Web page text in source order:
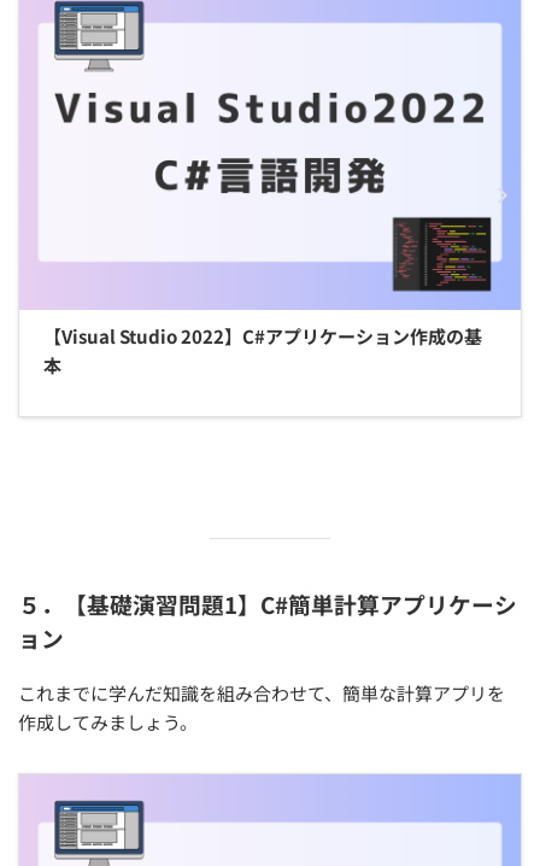
【Visual Studio 2022】C#アプリケーション作成の基
本
５．【基礎演習問題1】C#簡単計算アプリケーシ
ョン
これまでに学んだ知識を組み合わせて、簡単な計算アプリを
作成してみましょう。